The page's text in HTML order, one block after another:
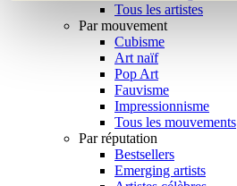
Tous les artistes
Par mouvement
Cubisme
Art naïf
Pop Art
Fauvisme
Impressionnisme
Tous les mouvements
Par réputation
Bestsellers
Emerging artists